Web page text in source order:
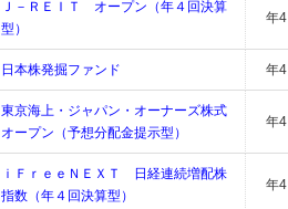
Ｊ－ＲＥＩＴ オープン（年４回決算
型）
年
日本株発掘ファンド 年
東京海上・ジャパン・オーナーズ株式
オープン（予想分配金提示型）
年
ｉＦｒｅｅＮＥＸＴ 日経連続増配株
指数（年４回決算型）
年